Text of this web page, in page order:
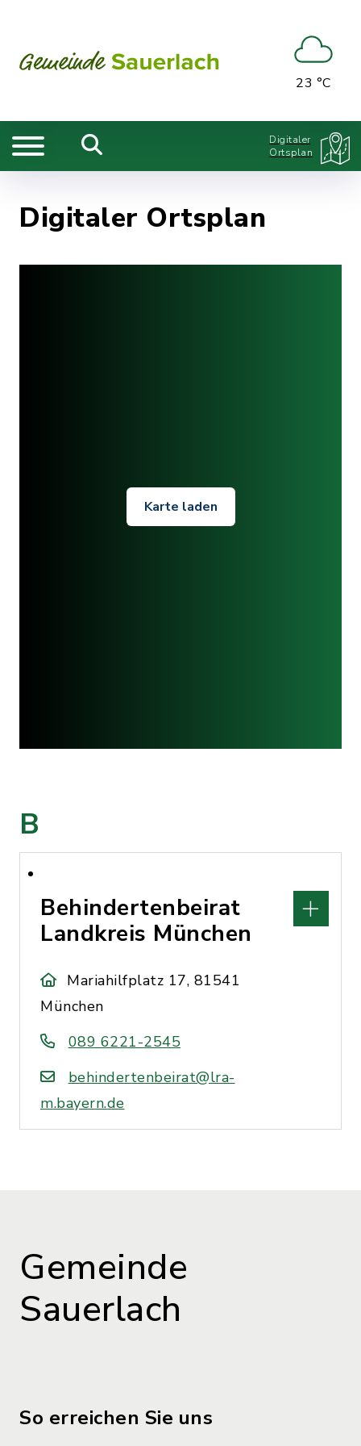
23 °C
Digitaler
Ortsplan
Digitaler Ortsplan
Karte laden
B
Behindertenbeirat
Landkreis München
Mariahilfplatz 17, 81541
München
089 6221-2545
behindertenbeirat@lra-
m.bayern.de
Gemeinde
Sauerlach
So erreichen Sie uns